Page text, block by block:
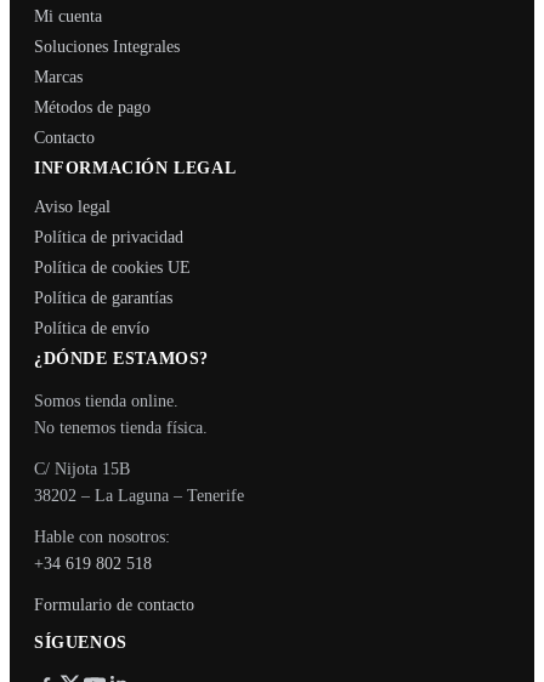
Mi cuenta
Soluciones Integrales
Marcas
Métodos de pago
Contacto
INFORMACIÓN LEGAL
Aviso legal
Política de privacidad
Política de cookies UE
Política de garantías
Política de envío
¿DÓNDE ESTAMOS?
Somos tienda online.
No tenemos tienda física.
C/ Nijota 15B
38202 – La Laguna – Tenerife
Hable con nosotros:
+34 619 802 518
Formulario de contacto
SÍGUENOS